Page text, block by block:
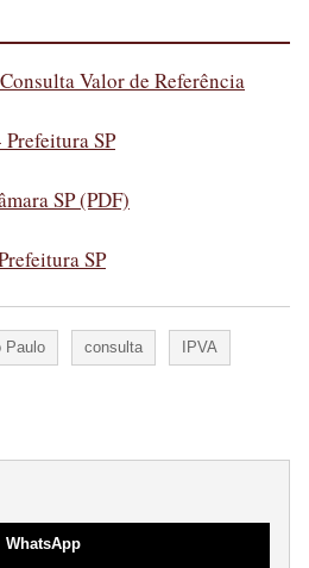
Valor de Referência
SP
SP (PDF)
SP
Paulo consulta IPVA
WhatsApp